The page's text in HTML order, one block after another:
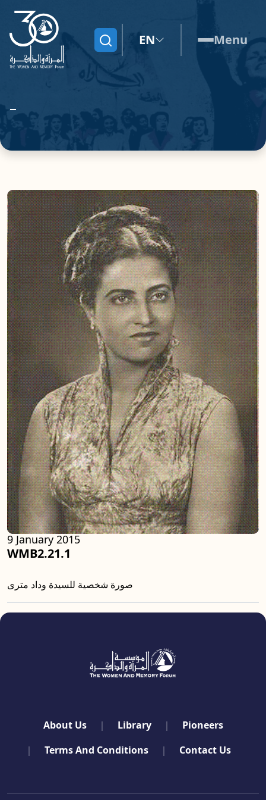
Search EN Menu
WMB2.21.1
9 January 2015
صورة شخصية للسيدة وداد مترى
quick links
About Us Library
Pioneers
Terms And Conditions
Contact Us